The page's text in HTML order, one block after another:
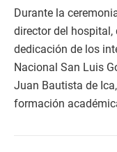
Durante la
director del hospital,
dedicación de los
Nacional San Luis
Juan Bautista de
formación